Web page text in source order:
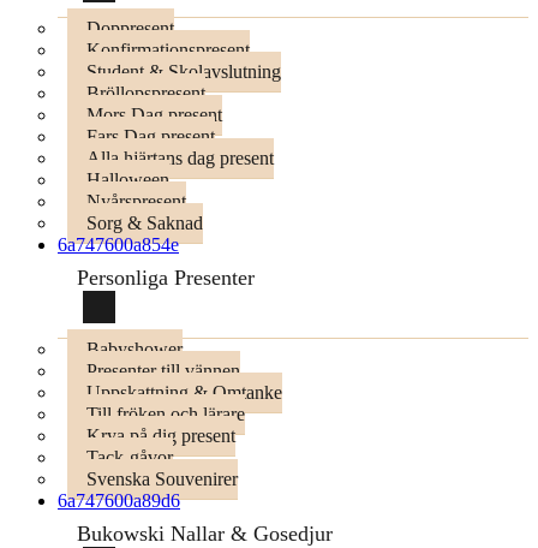
Doppresent
Konfirmationspresent
Student & Skolavslutning
Bröllopspresent
Mors Dag present
Fars Dag present
Alla hjärtans dag present
Halloween
Nyårspresent
Sorg & Saknad
6a747600a854e
Personliga Presenter
Babyshower
Presenter till vännen
Uppskattning & Omtanke
Till fröken och lärare
Krya på dig present
Tack-gåvor
Svenska Souvenirer
6a747600a89d6
Bukowski Nallar & Gosedjur